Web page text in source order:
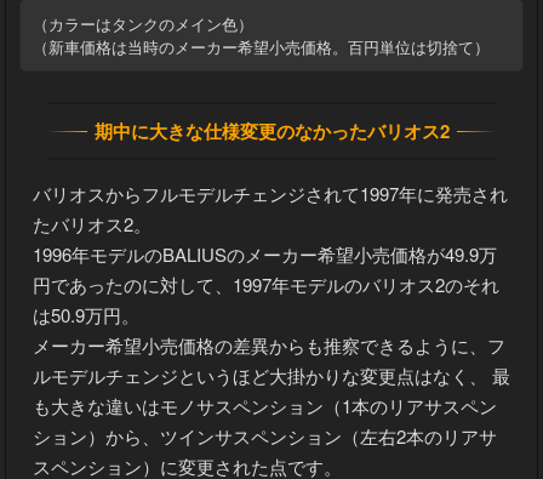
（カラーはタンクのメイン色）
（新車価格は当時のメーカー希望小売価格。百円単位は切捨て）
期中に大きな仕様変更のなかったバリオス2
バリオスからフルモデルチェンジされて1997年に発売され
たバリオス2。
1996年モデルのBALIUSのメーカー希望小売価格が49.9万
円であったのに対して、1997年モデルのバリオス2のそれ
は50.9万円。
メーカー希望小売価格の差異からも推察できるように、フ
ルモデルチェンジというほど大掛かりな変更点はなく、 最
も大きな違いはモノサスペンション（1本のリアサスペン
ション）から、ツインサスペンション（左右2本のリアサ
スペンション）に変更された点です。